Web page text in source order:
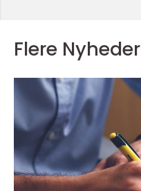
Flere Nyheder